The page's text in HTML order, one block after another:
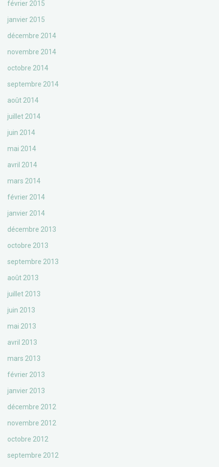
février 2015
janvier 2015
décembre 2014
novembre 2014
octobre 2014
septembre 2014
août 2014
juillet 2014
juin 2014
mai 2014
avril 2014
mars 2014
février 2014
janvier 2014
décembre 2013
octobre 2013
septembre 2013
août 2013
juillet 2013
juin 2013
mai 2013
avril 2013
mars 2013
février 2013
janvier 2013
décembre 2012
novembre 2012
octobre 2012
septembre 2012